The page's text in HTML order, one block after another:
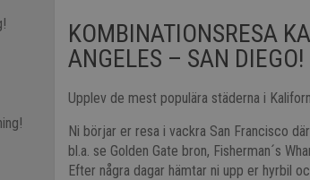
KOMBINATIONSRESA
ANGELES – SAN DIEGO!
Upplev de mest populära städerna i
Ni börjar er resa i vackra San Francisco
bl.a. se Golden Gate bron, Fisherman´s
Efter några dagar hämtar ni upp er hyrbil